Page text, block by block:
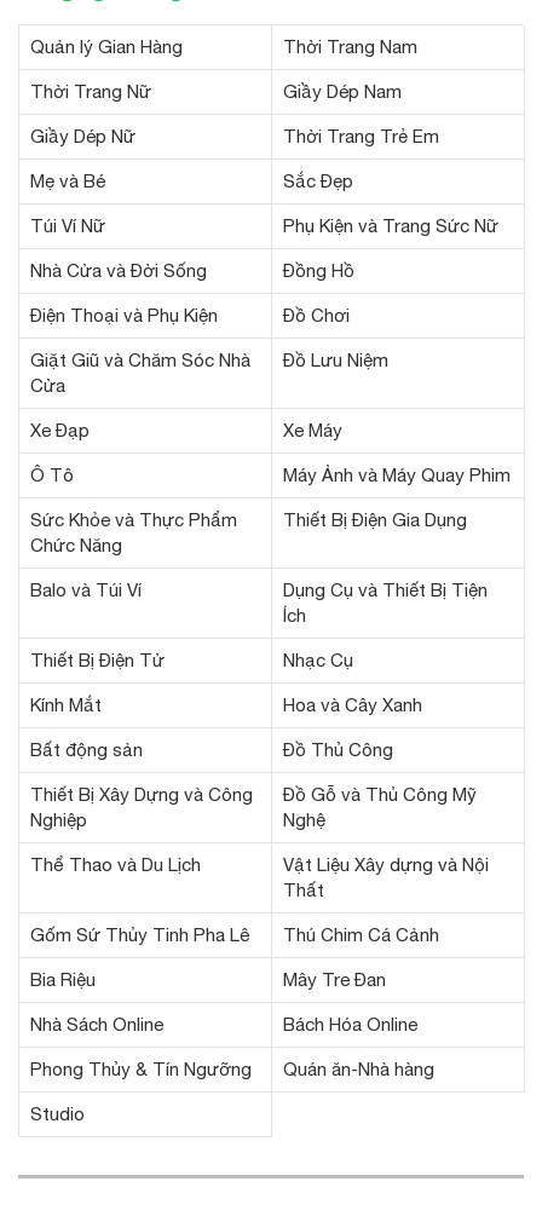
Quản lý Gian Hàng Thời Trang Nam
Thời Trang Nữ Giầy Dép Nam
Giầy Dép Nữ Thời Trang Trẻ Em
Mẹ và Bé Sắc Đẹp
Túi Ví Nữ Phụ Kiện và Trang Sức Nữ
Nhà Cửa và Đời Sống Đồng Hồ
Điện Thoại và Phụ Kiện Đồ Chơi
Giặt Giũ và Chăm Sóc Nhà
Cửa
Đồ Lưu Niệm
Xe Đạp Xe Máy
Ô Tô Máy Ảnh và Máy Quay Phim
Sức Khỏe và Thực Phẩm
Chức Năng
Thiết Bị Điện Gia Dụng
Balo và Túi Ví
Dụng Cụ và Thiết Bị Tiện
Ích
Thiết Bị Điện Tử Nhạc Cụ
Kính Mắt Hoa và Cây Xanh
Bất động sản Đồ Thủ Công
Thiết Bị Xây Dựng và Công
Nghiệp
Đồ Gỗ và Thủ Công Mỹ
Nghệ
Thể Thao và Du Lịch
Vật Liệu Xây dựng và Nội
Thất
Gốm Sứ Thủy Tinh Pha Lê Thú Chim Cá Cảnh
Bia Riệu Mây Tre Đan
Nhà Sách Online Bách Hóa Online
Phong Thủy & Tín Ngưỡng Quán ăn-Nhà hàng
Studio